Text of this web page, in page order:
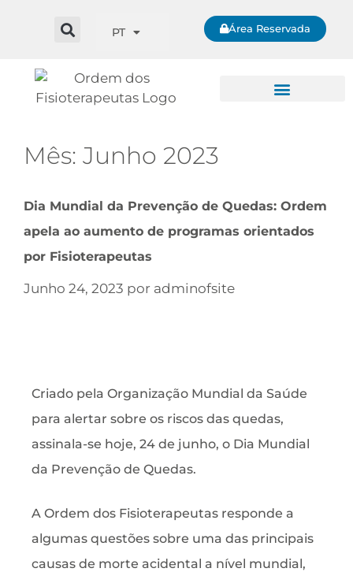
PT Área Reservada
Mês: Junho 2023
Dia Mundial da Prevenção de Quedas: Ordem
apela ao aumento de programas orientados
por Fisioterapeutas
Junho 24, 2023 por adminofsite
Criado pela Organização Mundial da Saúde
para alertar sobre os riscos das quedas,
assinala-se hoje, 24 de junho, o Dia Mundial
da Prevenção de Quedas.
A Ordem dos Fisioterapeutas responde a
algumas questões sobre uma das principais
causas de morte acidental a nível mundial,